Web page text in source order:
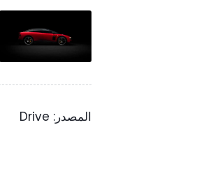
المصدر: Drive